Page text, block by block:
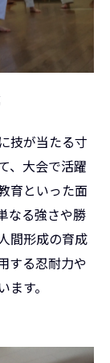
技が当たる寸
、大会で活躍
育といった面
なる強さや勝
間形成の育成
する忍耐力や
す。